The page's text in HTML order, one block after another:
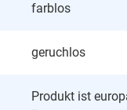
farblos
geruchlos
Produkt ist